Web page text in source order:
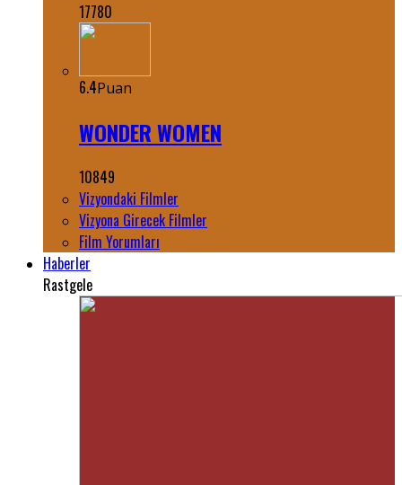
17780
6.4Puan
WONDER WOMEN
10849
Vizyondaki Filmler
Vizyona Girecek Filmler
Film Yorumları
Haberler
Rastgele